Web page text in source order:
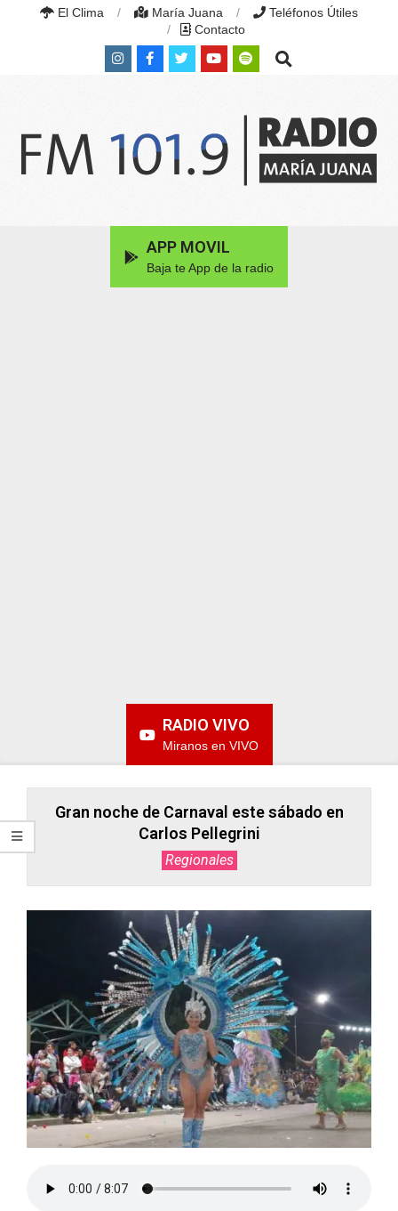
El Clima María Juana
Teléfonos Útiles
Contacto
Search
APP MOVIL
Baja te App de la radio
RADIO VIVO
Miranos en VIVO
Gran noche de Carnaval este sábado en
Carlos Pellegrini
Regionales